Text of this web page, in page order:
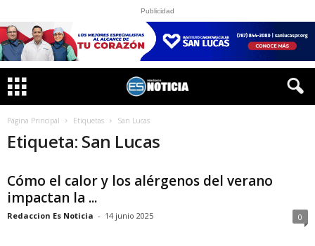
Publicidad
Página Principal Etiquetas San Lucas
Etiqueta: San Lucas
Cómo el calor y los alérgenos del verano
impactan la ...
Redaccion Es Noticia - 14 junio 2025 0